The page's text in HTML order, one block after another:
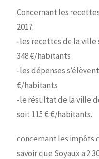
Concernant les
2017:
-les recettes de la ville
348 €/habitants
-les dépenses s’élèvent
€/habitants
-le résultat de la ville
soit 115 € €/habitants.
concernant les impôts
savoir que Soyaux a 2